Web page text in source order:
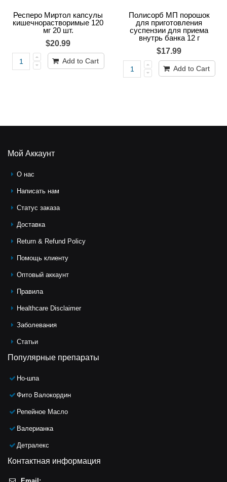
Респеро Миртол капсулы
кишечнорастворимые 120
мг 20 шт.
$20.99
Add to Cart
Полисорб МП порошок
для приготовления
суспензии для приема
внутрь банка 12 г
$17.99
Add to Cart
Мой Аккаунт
О нас
Написать нам
Статус заказа
Доставка
Return & Refund Policy
Помощь клиeнту
Оптовый аккаунт
Правила
Healthcare Disclaimer
Заболевания
Статьи
Популярные препараты
Но-шпа
Фито Валокордин
Репейное Масло
Валерианка
Детралекс
Контактная информация